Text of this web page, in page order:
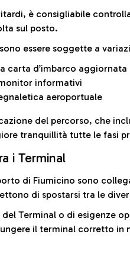
è consigliabile
sul posto.
essere soggette a
carta d’imbarco aggiornata
informativi
aeroportuale
del percorso, che
tranquillità tutte le fasi
i Terminal
di Fiumicino sono
di spostarsi tra le
Terminal o di esigenze
il terminal corretto in